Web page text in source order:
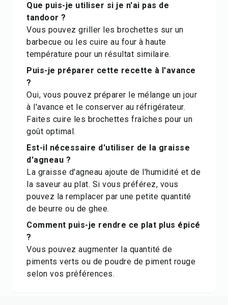
Que puis-je utiliser si je n'ai pas de
tandoor ?
Vous pouvez griller les brochettes sur un
barbecue ou les cuire au four à haute
température pour un résultat similaire.
Puis-je préparer cette recette à l'avance
?
Oui, vous pouvez préparer le mélange un jour
à l'avance et le conserver au réfrigérateur.
Faites cuire les brochettes fraîches pour un
goût optimal.
Est-il nécessaire d'utiliser de la graisse
d'agneau ?
La graisse d'agneau ajoute de l'humidité et de
la saveur au plat. Si vous préférez, vous
pouvez la remplacer par une petite quantité
de beurre ou de ghee.
Comment puis-je rendre ce plat plus épicé
?
Vous pouvez augmenter la quantité de
piments verts ou de poudre de piment rouge
selon vos préférences.